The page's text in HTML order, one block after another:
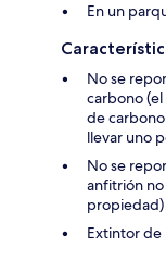
En un
No se
carbono
de
llevar uno
No se
anfitrión
propiedad)
Extintor de